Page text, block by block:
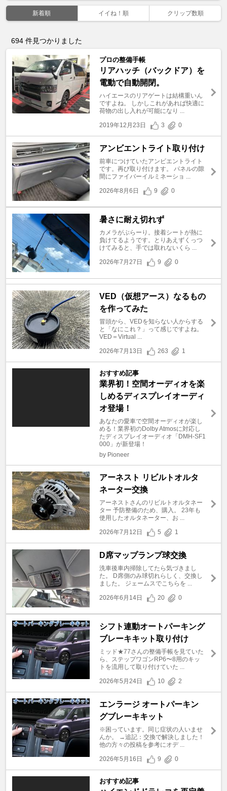
新着順 イイね！順 クリップ数順
694 件見つかりました
プロの整備手帳
リアハッチ（バックドア）を
電動で自動開閉。
ハイエースのリアゲートは結構重いん
ですよね。 しかしこれがあれば快適に
荷物の出し入れが可能になり ...
2019年12月23日
3 0
アンビエントライト取り付け
前車につけていたアンビエントライト
です。再び取り付けます。 パネルの隙
間にファイバーイルミネーショ ...
2026年8月6日
9 0
暑さに耐え切れず
カメラがぶらーり。接着シートが熱に
負けてるようです。とりあえずくっつ
けてみると、手では取れないくら ...
2026年7月27日
9 0
VED（仮想アース）なるもの
を作ってみた
冒頭から、VEDを知らない人からする
と「なにこれ？」って感じですよね。
VED＝Virtual ...
2026年7月13日
263 1
おすすめ記事
業界初！空間オーディオを楽
しめるディスプレイオーディ
オ登場！
あなたの愛車で空間オーディオが楽し
める！業界初のDolby Atmosに対応し
たディスプレイオーディオ「DMH-SF1
000」が新登場！
by Pioneer
アーネスト リビルトオルタ
ネーター交換
アーネストさんのリビルトオルタネー
ター 予防整備のため、購入。 23年も
使用したオルタネーター、お ...
2026年7月12日
5 1
D席マップランプ球交換
洗車後車内掃除してたら気づきまし
た。 D席側のみ球切れらしく、交換し
ました。 ジェームスでこちらを ...
2026年6月14日
20 0
シフト連動オートパーキング
ブレーキキット取り付け
ミッド★77さんの整備手帳を見ていた
ら、ステップワゴンRP6〜8用のキッ
トを流用して取り付けていた ...
2026年5月24日
10 2
エンラージ オートパーキン
グブレーキキット
※困っています。同じ症状の人いませ
んか。 →追記：交換で解決しました！
他の方々の投稿を参考にオデ ...
2026年5月16日
9 0
おすすめ記事